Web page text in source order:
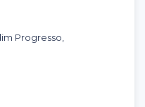
Progresso,